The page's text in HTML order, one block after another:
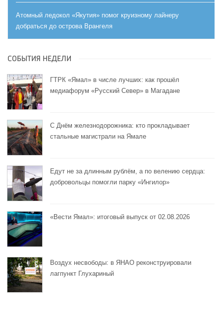
Атомный ледокол «Якутия» помог круизному лайнеру
добраться до острова Врангеля
СОБЫТИЯ НЕДЕЛИ
ГТРК «Ямал» в числе лучших: как прошёл
медиафорум «Русский Север» в Магадане
С Днём железнодорожника: кто прокладывает
стальные магистрали на Ямале
Едут не за длинным рублём, а по велению сердца:
добровольцы помогли парку «Ингилор»
«Вести Ямал»: итоговый выпуск от 02.08.2026
Воздух несвободы: в ЯНАО реконструировали
лагпункт Глухариный